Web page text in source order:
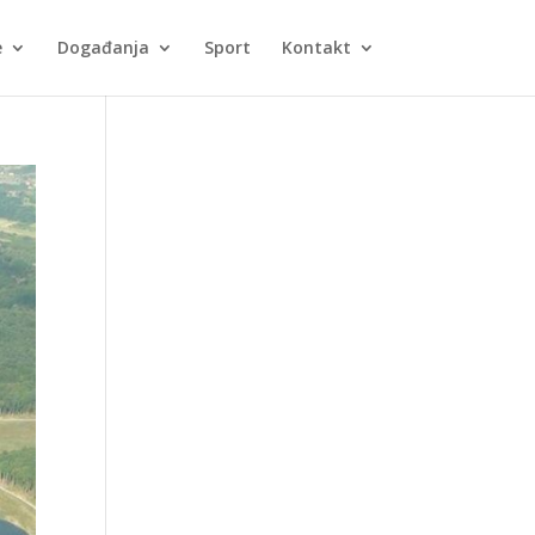
Događanja Sport Kontakt